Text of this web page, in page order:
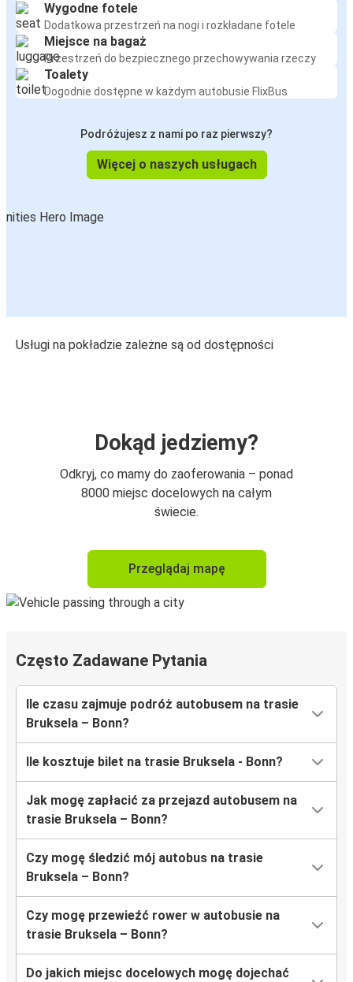
Wygodne fotele
Dodatkowa przestrzeń na nogi i rozkładane fotele
Miejsce na bagaż
Przestrzeń do bezpiecznego przechowywania rzeczy
Toalety
Dogodnie dostępne w każdym autobusie FlixBus
Podróżujesz z nami po raz pierwszy?
Więcej o naszych usługach
Usługi na pokładzie zależne są od dostępności
Dokąd jedziemy?
Odkryj, co mamy do zaoferowania – ponad
8000 miejsc docelowych na całym
świecie.
Przeglądaj mapę
Często Zadawane Pytania
Ile czasu zajmuje podróż autobusem na trasie
Bruksela – Bonn?
Ile kosztuje bilet na trasie Bruksela - Bonn?
Jak mogę zapłacić za przejazd autobusem na
trasie Bruksela – Bonn?
Czy mogę śledzić mój autobus na trasie
Bruksela – Bonn?
Czy mogę przewieźć rower w autobusie na
trasie Bruksela – Bonn?
Do jakich miejsc docelowych mogę dojechać